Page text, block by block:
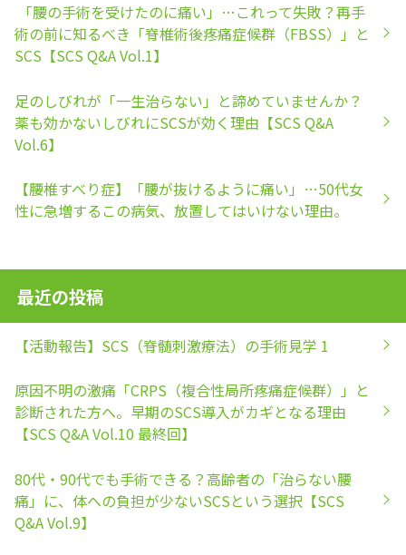
「腰の手術を受けたのに痛い」…これって失敗？再手
術の前に知るべき「脊椎術後疼痛症候群（FBSS）」と
SCS【SCS Q&A Vol.1】
足のしびれが「一生治らない」と諦めていませんか？
薬も効かないしびれにSCSが効く理由【SCS Q&A
Vol.6】
【腰椎すべり症】「腰が抜けるように痛い」…50代女
性に急増するこの病気、放置してはいけない理由。
最近の投稿
【活動報告】SCS（脊髄刺激療法）の手術見学 1
原因不明の激痛「CRPS（複合性局所疼痛症候群）」と
診断された方へ。早期のSCS導入がカギとなる理由
【SCS Q&A Vol.10 最終回】
80代・90代でも手術できる？高齢者の「治らない腰
痛」に、体への負担が少ないSCSという選択【SCS
Q&A Vol.9】